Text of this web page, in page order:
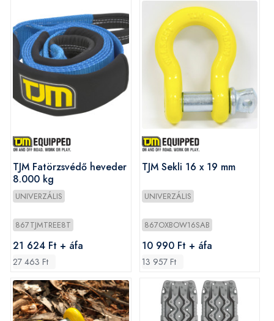
TJM Fatörzsvédő heveder
8.000 kg
UNIVERZÁLIS
867TJMTREE8T
21 624 Ft + áfa
27 463 Ft
TJM Sekli 16 x 19 mm
UNIVERZÁLIS
867OXBOW16SAB
10 990 Ft + áfa
13 957 Ft